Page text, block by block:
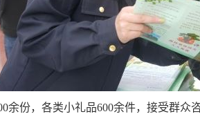
余份，各类小礼品600余件，接受群